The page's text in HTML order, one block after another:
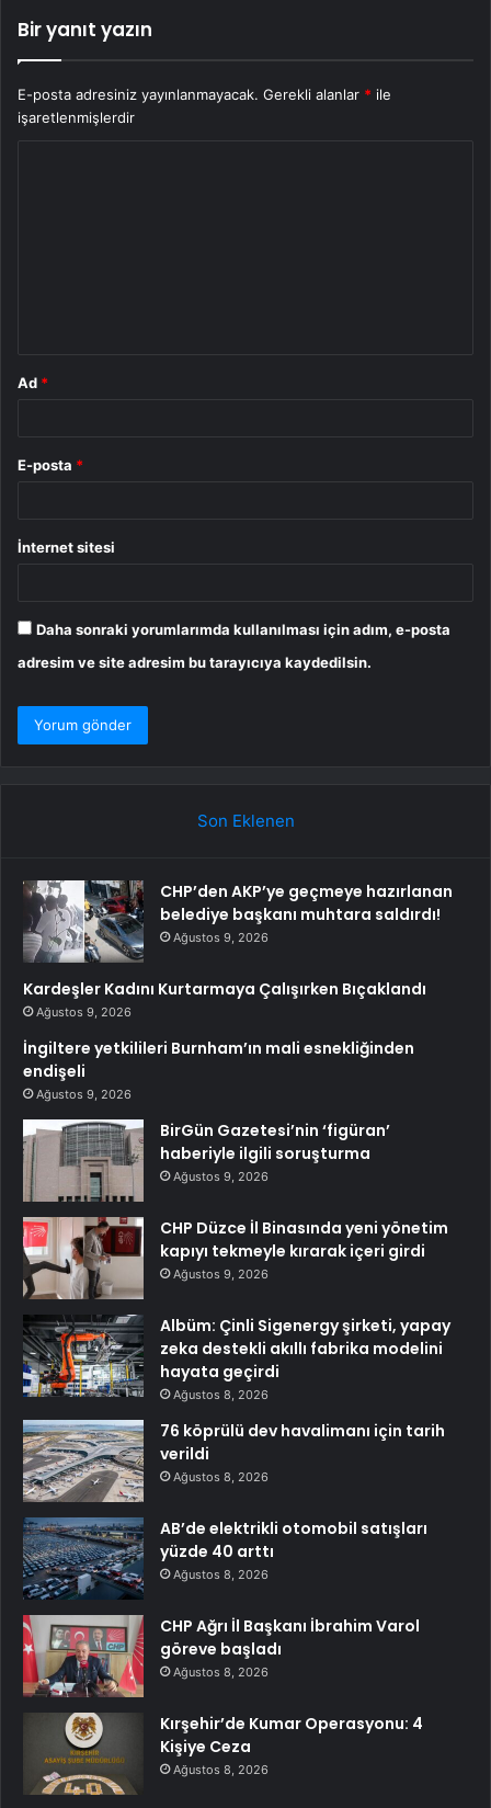
Bir yanıt yazın
E-posta adresiniz yayınlanmayacak. Gerekli alanlar * ile
işaretlenmişlerdir
Ad *
E-posta *
İnternet sitesi
Daha sonraki yorumlarımda kullanılması için adım, e-posta
adresim ve site adresim bu tarayıcıya kaydedilsin.
Son Eklenen
CHP’den AKP’ye geçmeye hazırlanan
belediye başkanı muhtara saldırdı!
Ağustos 9, 2026
Kardeşler Kadını Kurtarmaya Çalışırken Bıçaklandı
Ağustos 9, 2026
İngiltere yetkilileri Burnham’ın mali esnekliğinden
endişeli
Ağustos 9, 2026
BirGün Gazetesi’nin ‘figüran’
haberiyle ilgili soruşturma
Ağustos 9, 2026
CHP Düzce İl Binasında yeni yönetim
kapıyı tekmeyle kırarak içeri girdi
Ağustos 9, 2026
Albüm: Çinli Sigenergy şirketi, yapay
zeka destekli akıllı fabrika modelini
hayata geçirdi
Ağustos 8, 2026
76 köprülü dev havalimanı için tarih
verildi
Ağustos 8, 2026
AB’de elektrikli otomobil satışları
yüzde 40 arttı
Ağustos 8, 2026
CHP Ağrı İl Başkanı İbrahim Varol
göreve başladı
Ağustos 8, 2026
Kırşehir’de Kumar Operasyonu: 4
Kişiye Ceza
Ağustos 8, 2026